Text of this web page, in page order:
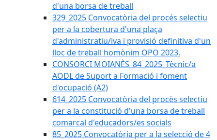
d'una borsa de treball
329_2025 Convocatòria del procés selectiu
per a la cobertura d'una plaça
d'administratiu/iva i provisió definitiva d'un
lloc de treball homònim OPO 2023.
CONSORCI MOIANÈS_84_2025_Tècnic/a
AODL de Suport a Formació i foment
d'ocupació (A2)
614_2025 Convocatòria del procès selectiu
per a la constitució d'una borsa de treball
comarcal d'educadors/es socials
85_2025 Convocatòria per a la selecció de 4